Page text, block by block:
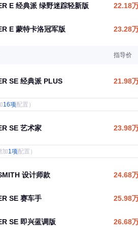
E 经典派 绿野迷踪轻新版 22.18
E 蒙特卡洛冠军版 23.28
指导价
SE 经典派 PLUS 21.98
16项配置）
SE 艺术家 23.98
加1项配置）
设计师款 24.68
SE 赛车手 25.98
SE 即兴蓝调版 26.68